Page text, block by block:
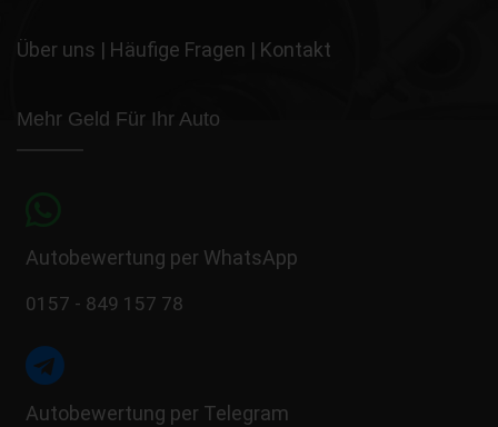
Über uns | Häufige Fragen | Kontakt
Mehr Geld Für Ihr Auto
Autobewertung per WhatsApp
0157 - 849 157 78
Autobewertung per Telegram